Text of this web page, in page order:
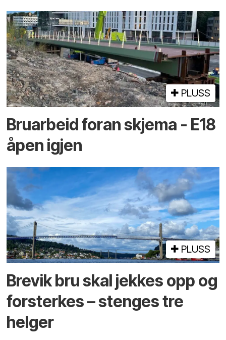
PLUSS
Bruarbeid foran skjema - E18
åpen igjen
PLUSS
Brevik bru skal jekkes opp og
forsterkes – stenges tre
helger